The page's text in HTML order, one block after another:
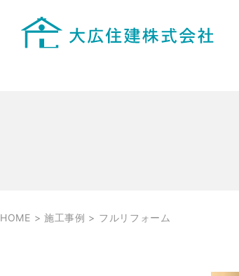
HOME > 施工事例 > フルリフォーム